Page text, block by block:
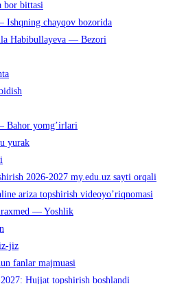
bittasi
chayqov bozorida
Habibullayeva — Bezori
Bahor yomg’irlari
yurak
2026-2027 my.edu.uz sayti orqali
ariza topshirish videoyo’riqnomasi
— Yoshlik
jiz
fanlar majmuasi
Hujjat topshirish boshlandi